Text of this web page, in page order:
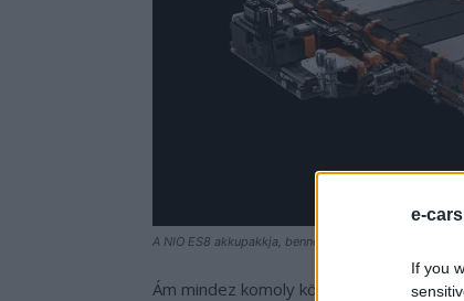
e-
If you
A NIO ES8 akkupakkja, benne a ketyegő bomba
Ám mindez komoly költséggel járt a